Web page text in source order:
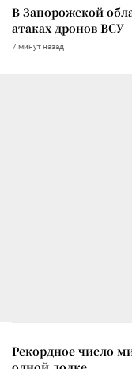
В Запорожской
атаках дронов ВСУ
7 минут назад
Рекордное число